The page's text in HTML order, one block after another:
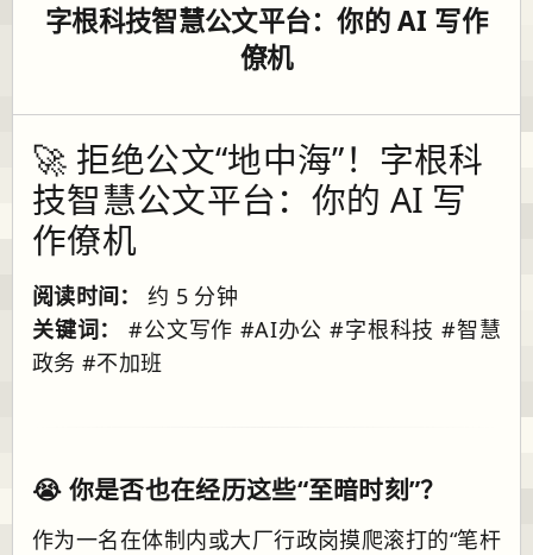
字根科技智慧公文平台：你的 AI 写作
僚机
🚀 拒绝公文“地中海”！字根科
技智慧公文平台：你的 AI 写
作僚机
阅读时间：
约 5 分钟
关键词：
#公文写作 #AI办公 #字根科技 #智慧
政务 #不加班
😭 你是否也在经历这些“至暗时刻”？
作为一名在体制内或大厂行政岗摸爬滚打的“笔杆